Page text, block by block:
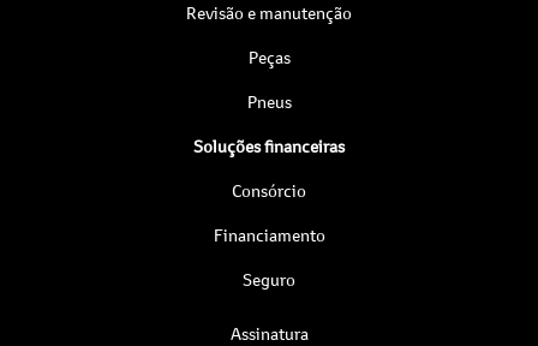
Revisão e manutenção
Peças
Pneus
Soluções financeiras
Consórcio
Financiamento
Seguro
Assinatura